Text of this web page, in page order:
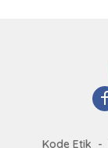
Kode Etik